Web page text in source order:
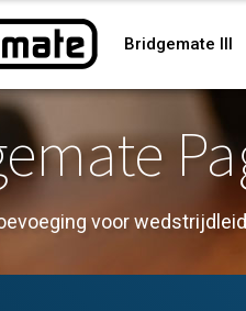
Bridgemate III
voor